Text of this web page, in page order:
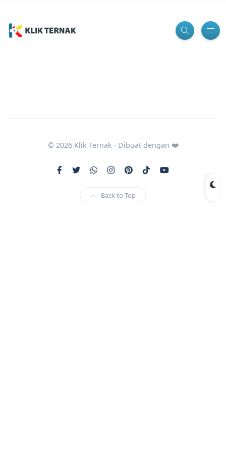
© 2026 Klik Ternak · Dibuat dengan ❤️
Back to Top